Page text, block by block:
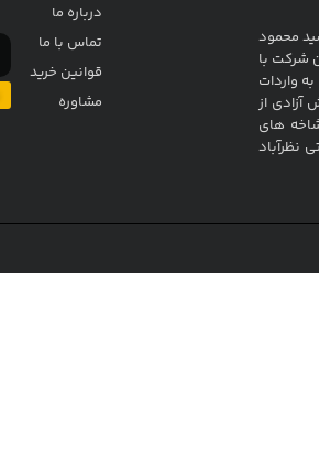
مدیریت سید محمود
شرکت با
واردات
از
های
صنعتی نظرآباد
درباره ما
تماس با ما
قوانین خرید
مشاوره